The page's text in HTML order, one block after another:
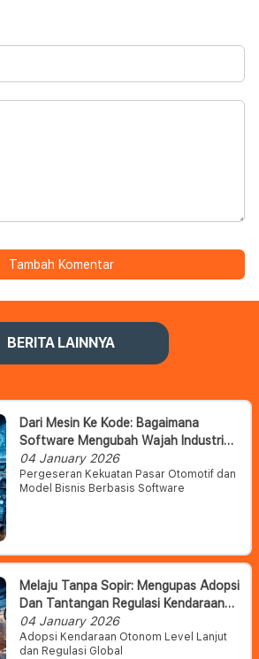
Tambah Komentar
BERITA LAINNYA
Dari Mesin Ke Kode: Bagaimana
Software Mengubah Wajah Industri
Otomotif Dan Daya Saing Pasar
04 January 2026
Pergeseran Kekuatan Pasar Otomotif dan
Model Bisnis Berbasis Software
Melaju Tanpa Sopir: Mengupas Adopsi
Dan Tantangan Regulasi Kendaraan
Otonom Level Lanjut
04 January 2026
Adopsi Kendaraan Otonom Level Lanjut
dan Regulasi Global